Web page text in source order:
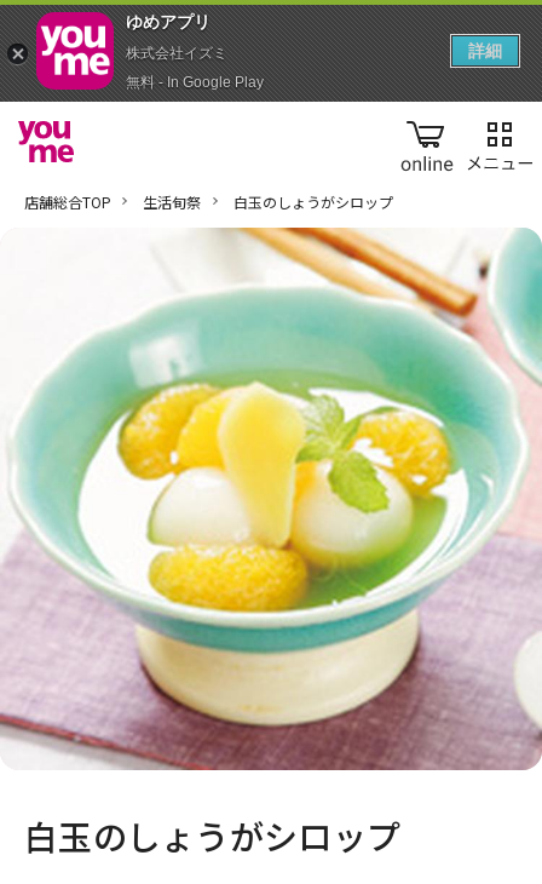
online
店舗総合TOP 生活旬祭 白玉のしょうがシロップ
白玉のしょうがシロップ
ゆめアプ‪リ‬
株式会社イズミ
無料 - In Google Play
詳細